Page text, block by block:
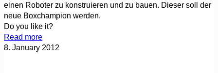
einen Roboter zu konstruieren und zu bauen. Dieser soll der
neue Boxchampion werden.
Do you like it?
Read more
8. January 2012